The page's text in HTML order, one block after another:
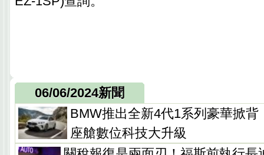
06/06/2024新聞
BMW推出全新4代1系列豪華掀
座艙數位科技大升級